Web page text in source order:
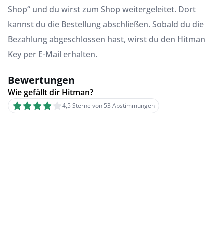
Shop“ und du wirst zum Shop weitergeleitet. Dort
kannst du die Bestellung abschließen. Sobald du die
Bezahlung abgeschlossen hast, wirst du den Hitman
Key per E-Mail erhalten.
Bewertungen
Wie gefällt dir Hitman?
4,5 Sterne von 53 Abstimmungen